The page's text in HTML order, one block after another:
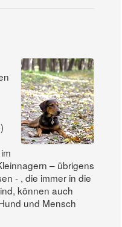
– übrigens
- , die immer in die
können auch
und Mensch